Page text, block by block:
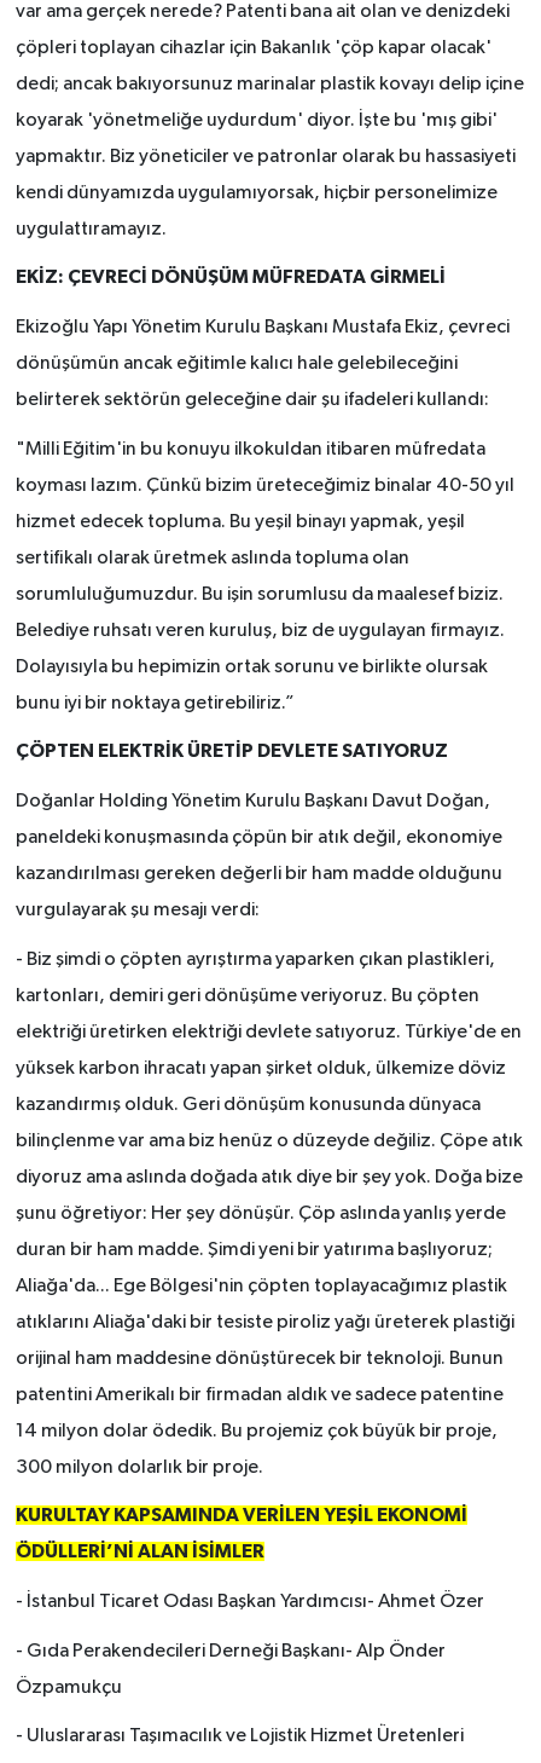
var ama gerçek nerede? Patenti bana ait olan ve denizdeki
çöpleri toplayan cihazlar için Bakanlık 'çöp kapar olacak'
dedi; ancak bakıyorsunuz marinalar plastik kovayı delip içine
koyarak 'yönetmeliğe uydurdum' diyor. İşte bu 'mış gibi'
yapmaktır. Biz yöneticiler ve patronlar olarak bu hassasiyeti
kendi dünyamızda uygulamıyorsak, hiçbir personelimize
uygulattıramayız.
EKİZ: ÇEVRECİ DÖNÜŞÜM MÜFREDATA GİRMELİ
Ekizoğlu Yapı Yönetim Kurulu Başkanı Mustafa Ekiz, çevreci
dönüşümün ancak eğitimle kalıcı hale gelebileceğini
belirterek sektörün geleceğine dair şu ifadeleri kullandı:
"Milli Eğitim'in bu konuyu ilkokuldan itibaren müfredata
koyması lazım. Çünkü bizim üreteceğimiz binalar 40-50 yıl
hizmet edecek topluma. Bu yeşil binayı yapmak, yeşil
sertifikalı olarak üretmek aslında topluma olan
sorumluluğumuzdur. Bu işin sorumlusu da maalesef biziz.
Belediye ruhsatı veren kuruluş, biz de uygulayan firmayız.
Dolayısıyla bu hepimizin ortak sorunu ve birlikte olursak
bunu iyi bir noktaya getirebiliriz.”
ÇÖPTEN ELEKTRİK ÜRETİP DEVLETE SATIYORUZ
Doğanlar Holding Yönetim Kurulu Başkanı Davut Doğan,
paneldeki konuşmasında çöpün bir atık değil, ekonomiye
kazandırılması gereken değerli bir ham madde olduğunu
vurgulayarak şu mesajı verdi:
- Biz şimdi o çöpten ayrıştırma yaparken çıkan plastikleri,
kartonları, demiri geri dönüşüme veriyoruz. Bu çöpten
elektriği üretirken elektriği devlete satıyoruz. Türkiye'de en
yüksek karbon ihracatı yapan şirket olduk, ülkemize döviz
kazandırmış olduk. Geri dönüşüm konusunda dünyaca
bilinçlenme var ama biz henüz o düzeyde değiliz. Çöpe atık
diyoruz ama aslında doğada atık diye bir şey yok. Doğa bize
şunu öğretiyor: Her şey dönüşür. Çöp aslında yanlış yerde
duran bir ham madde. Şimdi yeni bir yatırıma başlıyoruz;
Aliağa'da... Ege Bölgesi'nin çöpten toplayacağımız plastik
atıklarını Aliağa'daki bir tesiste piroliz yağı üreterek plastiği
orijinal ham maddesine dönüştürecek bir teknoloji. Bunun
patentini Amerikalı bir firmadan aldık ve sadece patentine
14 milyon dolar ödedik. Bu projemiz çok büyük bir proje,
300 milyon dolarlık bir proje.
KURULTAY KAPSAMINDA VERİLEN YEŞİL EKONOMİ
ÖDÜLLERİ’Nİ ALAN İSİMLER
- İstanbul Ticaret Odası Başkan Yardımcısı- Ahmet Özer
- Gıda Perakendecileri Derneği Başkanı- Alp Önder
Özpamukçu
- Uluslararası Taşımacılık ve Lojistik Hizmet Üretenleri